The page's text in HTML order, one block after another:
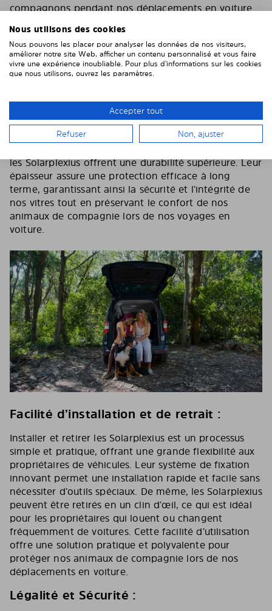
compagnons pendant nos déplacements en voiture.
animal de compagnie sans surveillance dans la
voiture.
Solidité et durabilité :
dommages causés par les griffes des chiens, grâce à
leur épaisseur et leur métériau robuste.
Contrairement aux films traditionnels, qui sont plus
les Solarplexius offrent une durabilité supérieure. Leur
épaisseur assure une protection efficace à long
terme, garantissant ainsi la sécurité et l’intégrité de
nos vitres tout en préservant le confort de nos
animaux de compagnie lors de nos voyages en
voiture.
Facilité d’installation et de retrait :
Installer et retirer les Solarplexius est un processus
simple et pratique, offrant une grande flexibilité aux
propriétaires de véhicules. Leur système de fixation
innovant permet une installation rapide et facile sans
nécessiter d’outils spéciaux. De même, les Solarplexius
peuvent être retirés en un clin d’œil, ce qui est idéal
pour les propriétaires qui louent ou changent
fréquemment de voitures. Cette facilité d’utilisation
offre une solution pratique et polyvalente pour
protéger nos animaux de compagnie lors de nos
déplacements en voiture.
Légalité et Sécurité :
Nous utilisons des cookies
Nous pouvons les placer pour analyser les données de nos visiteurs,
améliorer notre site Web, afficher un contenu personnalisé et vous faire
vivre une expérience inoubliable. Pour plus d'informations sur les cookies
que nous utilisons, ouvrez les paramètres.
Accepter tout
Refuser Non, ajuster